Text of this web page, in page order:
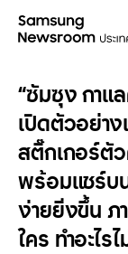
“ซัมซุง กาแ
เปิดตัวอย่าง
สติ๊กเกอร์ตั
พร้อมแชร์บ
ง่ายยิ่งขึ้น ภ
ใคร ทำอะไร